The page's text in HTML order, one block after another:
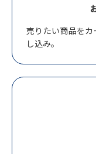
売りたい商品を
し込み。